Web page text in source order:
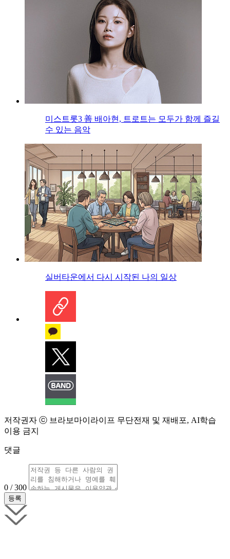
미스트롯3 善 배아현, 트로트는 모두가 함께 즐길
수 있는 음악
실버타운에서 다시 시작된 나의 일상
저작권자 ⓒ 브라보마이라이프 무단전재 및 재배포, AI학습
이용 금지
댓글
0 / 300